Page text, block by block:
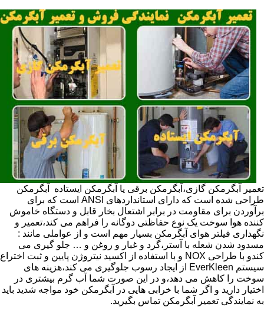
تعمیر آبگرمکن گازی،آبگرمکن برقی یا آبگرمکن ایستاده ​ آبگرمکن
طراحی شده است که دارای استانداردهای ANSI است که برای
برآوردن برای مقاومت در برابر اشتعال بخار قابل و دستگاه خاموش
کننده هوا سوخت یک نوع حفاظتی دوگانه را فراهم می کند،تعمیر و
نگهداری فیلتر هوای آبگرمکن بسیار مهم است و از عواملی مانند :
مسدود شدن شعله با آستر،گرد و غبار و روغن و … جلو گیری می
کندو با طراحی NOX و با استفاده از اکسید نیتروژن پایین و ثبت اختراع
سیستم EverKleen از ایجاد رسوب جلوگیری می کند،هزینه های
سوخت را کاهش می دهد،و در این صورت شما آب گرم بیشتری در
اختیار دارید و اگر شما با خرابی هایی در آبگرمکن خود مواجه شدید باید
به نمایندگی تعمیر آبگرمکن تماس بگیرید.